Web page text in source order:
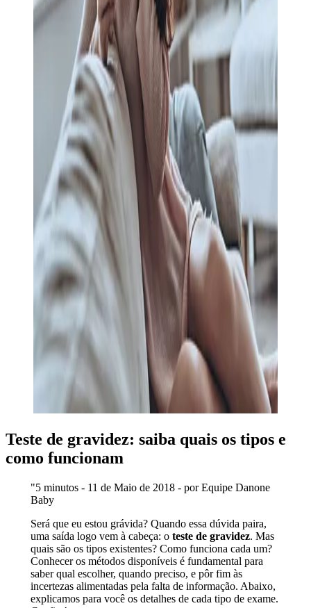
Teste de gravidez: saiba quais os tipos e
como funcionam
"5 minutos - 11 de Maio de 2018 - por Equipe Danone
Baby
Será que eu estou grávida? Quando essa dúvida paira,
uma saída logo vem à cabeça: o teste de gravidez. Mas
quais são os tipos existentes? Como funciona cada um?
Conhecer os métodos disponíveis é fundamental para
saber qual escolher, quando preciso, e pôr fim às
incertezas alimentadas pela falta de informação. Abaixo,
explicamos para você os detalhes de cada tipo de exame.